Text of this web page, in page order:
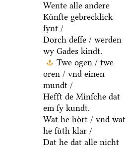
Wente alle andere
Kuͤnſte gebrecklick
ſynt /
Dorch deſſe / werden
wy Gades kindt.
Twe ogen / twe
oren / vnd einen
mundt /
Hefft de Minſche dat
em ſy kundt.
Wat he hoͤrt / vnd wat
he ſuͤth klar /
Dat he dat alle nicht